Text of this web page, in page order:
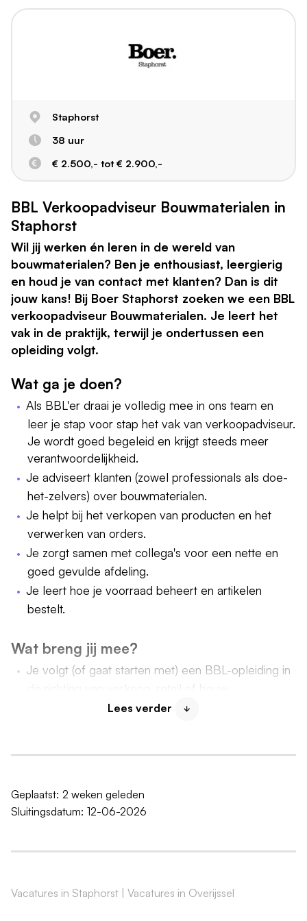
Staphorst
38 uur
€ 2.500,- tot € 2.900,-
BBL Verkoopadviseur Bouwmaterialen in
Staphorst
Wil jij werken én leren in de wereld van
bouwmaterialen? Ben je enthousiast, leergierig
en houd je van contact met klanten? Dan is dit
jouw kans! Bij Boer Staphorst zoeken we een BBL
verkoopadviseur Bouwmaterialen. Je leert het
vak in de praktijk, terwijl je ondertussen een
opleiding volgt.
Wat ga je doen?
Als BBL'er draai je volledig mee in ons team en
leer je stap voor stap het vak van verkoopadviseur.
Je wordt goed begeleid en krijgt steeds meer
verantwoordelijkheid.
Je adviseert klanten (zowel professionals als doe-
het-zelvers) over bouwmaterialen.
Je helpt bij het verkopen van producten en het
verwerken van orders.
Je zorgt samen met collega's voor een nette en
goed gevulde afdeling.
Je leert hoe je voorraad beheert en artikelen
bestelt.
Wat breng jij mee?
Je volgt (of gaat starten met) een BBL-opleiding in
de richting van verkoop, retail of bouw.
Je bent leergierig en gemotiveerd om jezelf te
Je bent bereid om ook op zaterdagen te werken.
Bij Boer Staphorst krijg je de kans om jezelf te
Lees verder
Geplaatst: 2 weken geleden
Sluitingsdatum: 12-06-2026
Vacatures in Staphorst Vacatures in Overijssel